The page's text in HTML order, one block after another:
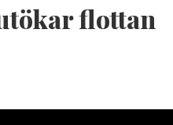
flottan